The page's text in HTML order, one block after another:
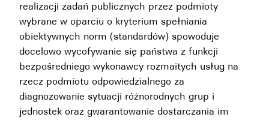
realizacji zadań publicznych przez podmioty
wybrane w oparciu o kryterium spełniania
obiektywnych norm (standardów) spowoduje
docelowo wycofywanie się państwa z funkcji
bezpośredniego wykonawcy rozmaitych usług na
rzecz podmiotu odpowiedzialnego za
diagnozowanie sytuacji różnorodnych grup i
jednostek oraz gwarantowanie dostarczania im